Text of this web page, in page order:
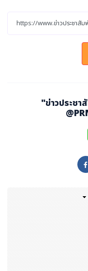
กหลายวงการ พร้อมเ
มกับเจ้าหน้าที่ และนี่คื
Winner และข้าราชกา
อย่างรอบด้าน ควบคู่
ภาพบุรุษสามพราน”อั
ญ และจริยธรรมผ่านกิ
งใหม่และยกระดับภาวะ
สำหรับผู้ที่ผ่านการอบร
สบการณ์สำคัญสำหรับผู้
งการพัฒนาภาวะผู้นำเ
ของเครือข่ายผู้นำคุณภ
งอย่างยั่งยืน
กำหนดการ
"ข่าวประช